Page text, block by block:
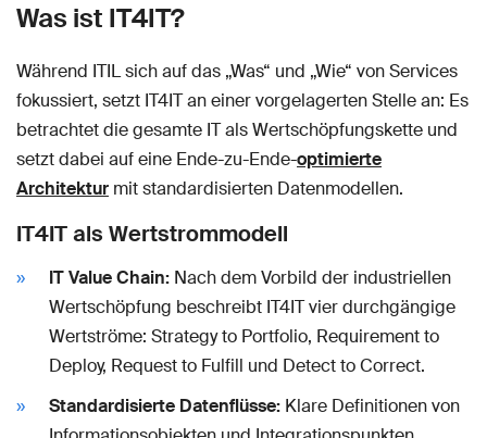
Was ist IT4IT?
Während ITIL sich auf das „Was“ und „Wie“ von Services
fokussiert, setzt IT4IT an einer vorgelagerten Stelle an: Es
betrachtet die gesamte IT als Wertschöpfungskette und
setzt dabei auf eine Ende-zu-Ende-optimierte
Architektur mit standardisierten Datenmodellen.
IT4IT als Wertstrommodell
IT Value Chain: Nach dem Vorbild der industriellen
Wertschöpfung beschreibt IT4IT vier durchgängige
Wertströme: Strategy to Portfolio, Requirement to
Deploy, Request to Fulfill und Detect to Correct.
Standardisierte Datenflüsse: Klare Definitionen von